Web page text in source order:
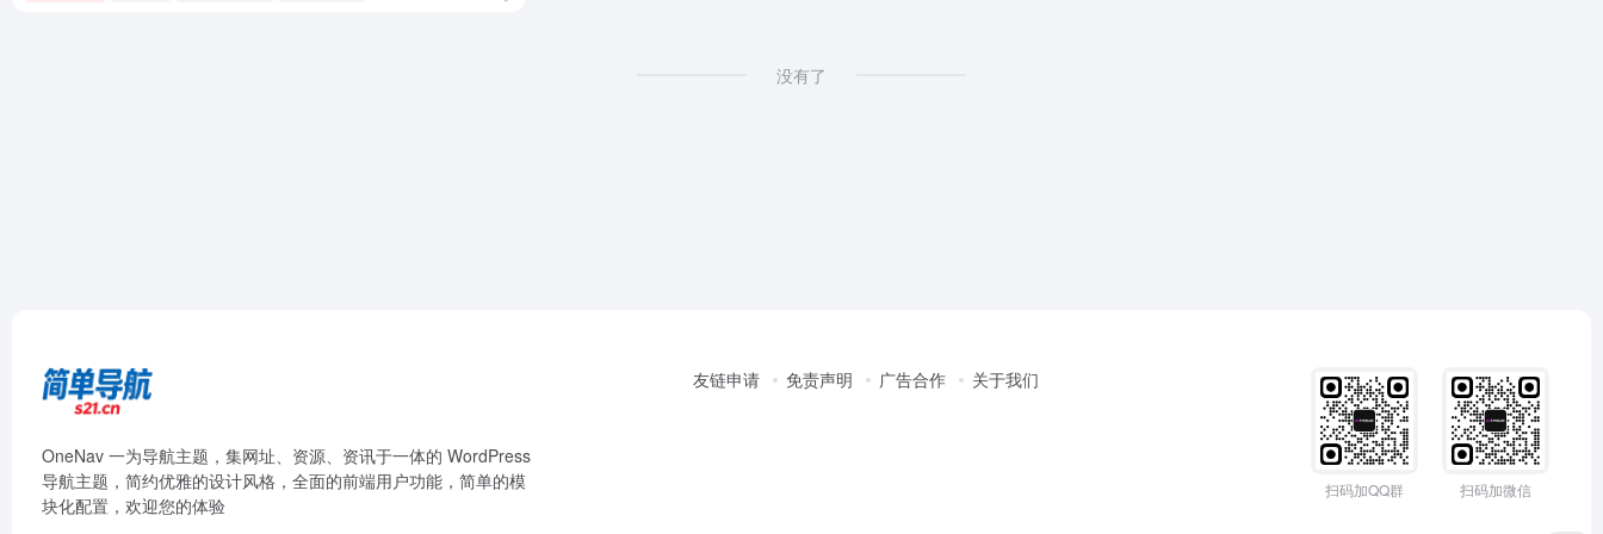
没有了
OneNav 一为导航主题，集网址、资源、资讯于一体的 WordPress
导航主题，简约优雅的设计风格，全面的前端用户功能，简单的模
块化配置，欢迎您的体验
友链申请 免责声明 广告合作 关于我们
扫码加QQ群 扫码加微信